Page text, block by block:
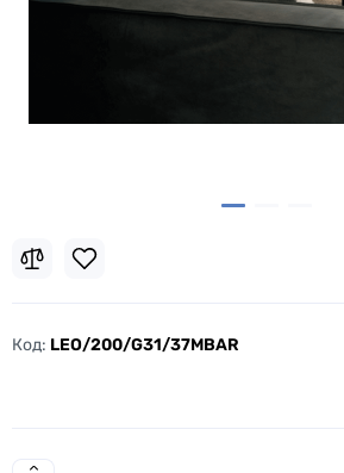
Код: LEO/200/G31/37MBAR